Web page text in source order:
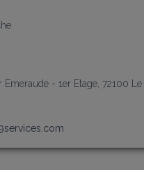
- 1er Etage, 72100